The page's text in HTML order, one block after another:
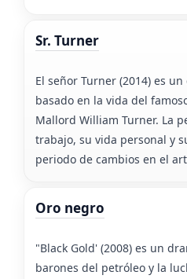
Sr. Turner
El señor Turner (2014) es
basado en la vida del
Mallord William Turner. La
trabajo, su vida personal y
periodo de cambios en el
Oro negro
"Black Gold' (2008) es un
barones del petróleo y la